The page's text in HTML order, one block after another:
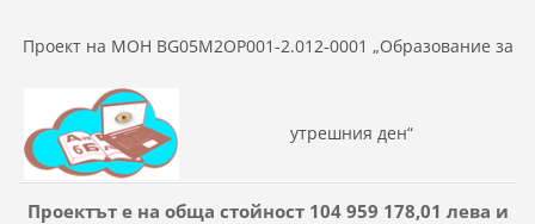
Проект на МОН BG05M2ОP001-2.012-0001 „Образование за
утрешния ден“
Проектът е на обща стойност 104 959 178,01 лева и